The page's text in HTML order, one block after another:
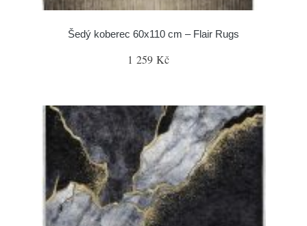
Šedý koberec 60x110 cm – Flair Rugs
1 259 Kč